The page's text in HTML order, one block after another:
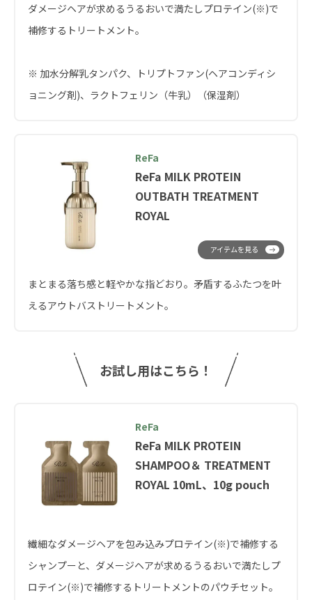
ダメージヘアが求めるうるおいで満たしプロテイン(※)で
補修するトリートメント。
※ 加水分解乳タンパク、トリプトファン(ヘアコンディシ
ョニング剤)、ラクトフェリン（牛乳）（保湿剤）
ReFa MILK PROTEIN
OUTBATH TREATMENT
ROYAL
ReFa
まとまる落ち感と軽やかな指どおり。矛盾するふたつを叶
えるアウトバストリートメント。
アイテムを見る
お試し用はこちら！
ReFa MILK PROTEIN
SHAMPOO＆ TREATMENT
ROYAL 10mL、10g pouch
ReFa
繊細なダメージヘアを包み込みプロテイン(※)で補修する
シャンプーと、ダメージヘアが求めるうるおいで満たしプ
ロテイン(※)で補修するトリートメントのパウチセット。